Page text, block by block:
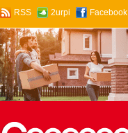
RSS 2urpi Facebook